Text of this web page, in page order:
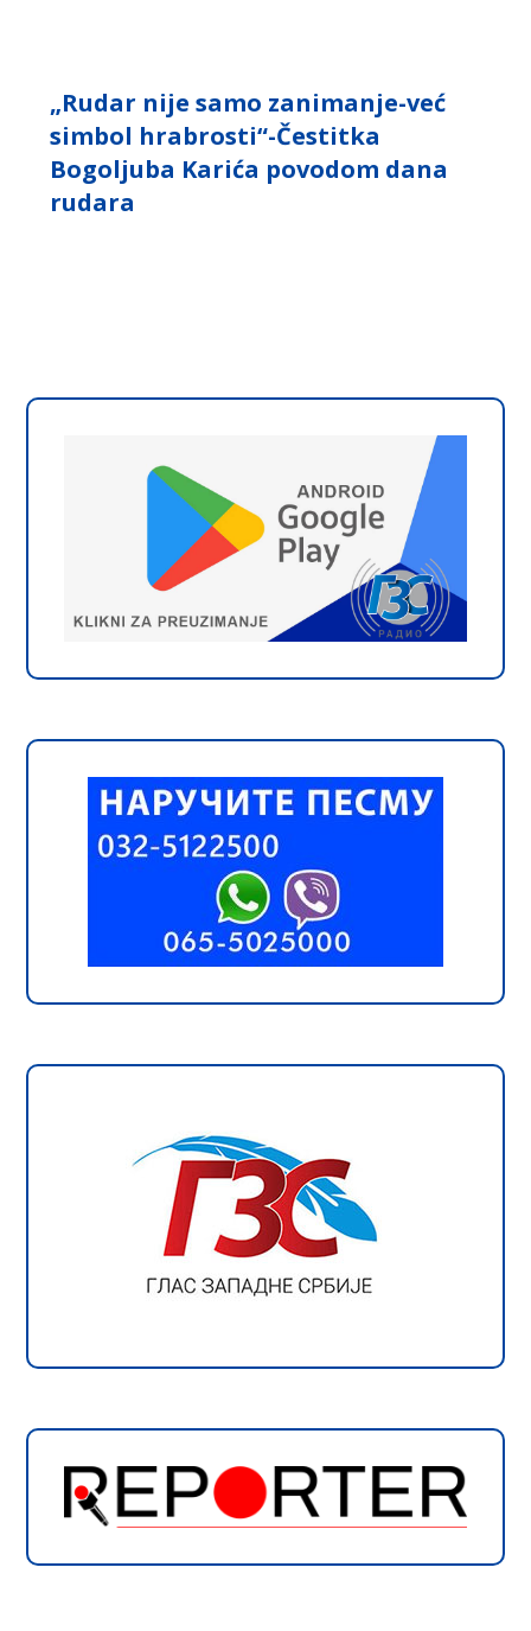
„Rudar nije samo zanimanje-već
simbol hrabrosti“-Čestitka
Bogoljuba Karića povodom dana
rudara